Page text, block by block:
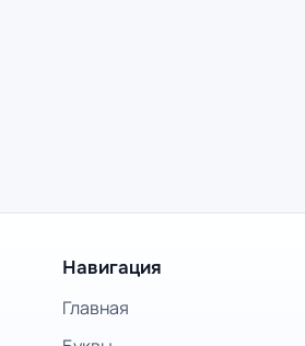
Навигация
Главная